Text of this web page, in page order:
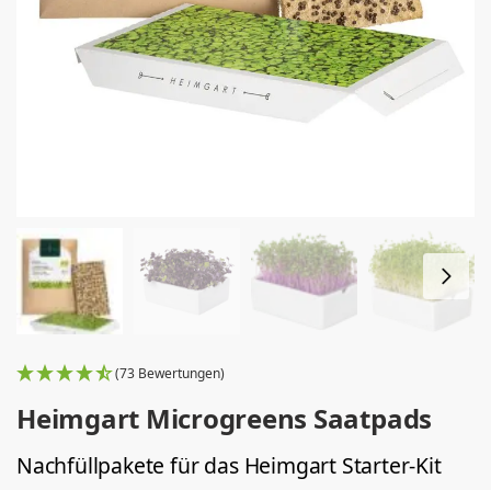
(73 Bewertungen)
Heimgart Microgreens Saatpads
Nachfüllpakete für das Heimgart Starter-Kit